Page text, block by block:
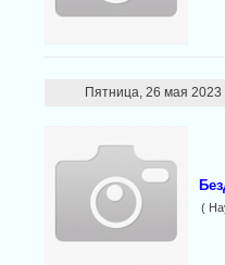
Пятница, 26 мая 2023
(